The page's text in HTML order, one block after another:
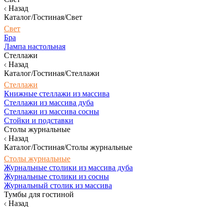
Назад
Каталог/Гостиная/Свет
Свет
Бра
Лампа настольная
Стеллажи
Назад
Каталог/Гостиная/Стеллажи
Стеллажи
Книжные стеллажи из массива
Стеллажи из массива дуба
Стеллажи из массива сосны
Стойки и подставки
Столы журнальные
Назад
Каталог/Гостиная/Столы журнальные
Столы журнальные
Журнальные столики из массива дуба
Журнальные столики из сосны
Журнальный столик из массива
Тумбы для гостиной
Назад